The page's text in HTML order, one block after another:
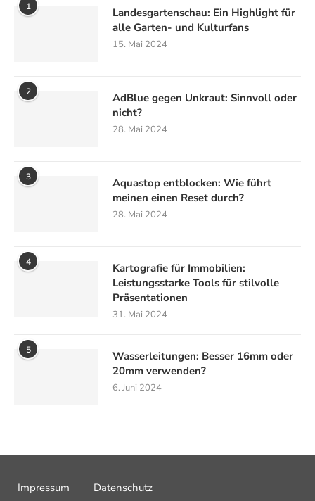
1
Landesgartenschau: Ein Highlight für
alle Garten- und Kulturfans
15. Mai 2024
2
AdBlue gegen Unkraut: Sinnvoll oder
nicht?
28. Mai 2024
3
Aquastop entblocken: Wie führt
meinen einen Reset durch?
28. Mai 2024
4
Kartografie für Immobilien:
Leistungsstarke Tools für stilvolle
Präsentationen
31. Mai 2024
5
Wasserleitungen: Besser 16mm oder
20mm verwenden?
6. Juni 2024
Impressum Datenschutz